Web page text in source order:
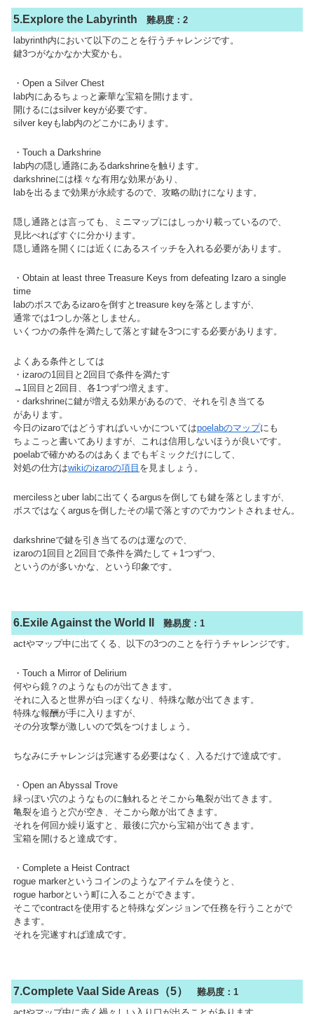
5.Explore the Labyrinth 難易度：2
labyrinth内において以下のことを行うチャレンジです。
鍵3つがなかなか大変かも。
・Open a Silver Chest
lab内にあるちょっと豪華な宝箱を開けます。
開けるにはsilver keyが必要です。
silver keyもlab内のどこかにあります。
・Touch a Darkshrine
lab内の隠し通路にあるdarkshrineを触ります。
darkshrineには様々な有用な効果があり、
labを出るまで効果が永続するので、攻略の助けになります。
隠し通路とは言っても、ミニマップにはしっかり載っているので、
見比べればすぐに分かります。
隠し通路を開くには近くにあるスイッチを入れる必要があります。
・Obtain at least three Treasure Keys from defeating Izaro a single
time
labのボスであるizaroを倒すとtreasure keyを落としますが、
通常では1つしか落としません。
いくつかの条件を満たして落とす鍵を3つにする必要があります。
よくある条件としては
・izaroの1回目と2回目で条件を満たす
→1回目と2回目、各1つずつ増えます。
・darkshrineに鍵が増える効果があるので、それを引き当てる
があります。
今日のizaroではどうすればいいかについてはpoelabのマップにも
ちょこっと書いてありますが、これは信用しないほうが良いです。
poelabで確かめるのはあくまでもギミックだけにして、
対処の仕方はwikiのizaroの項目 を見ましょう。
mercilessとuber labに出てくるargusを倒しても鍵を落としますが、
ボスではなくargusを倒したその場で落とすのでカウントされません。
darkshrineで鍵を引き当てるのは運なので、
izaroの1回目と2回目で条件を満たして＋1つずつ、
というのが多いかな、という印象です。
6.Exile Against the World II
難易度：1
actやマップ中に出てくる、以下の3つのことを行うチャレンジです。
・Touch a Mirror of Delirium
何やら鏡？のようなものが出てきます。
それに入ると世界が白っぽくなり、特殊な敵が出てきます。
特殊な報酬が手に入りますが、
その分攻撃が激しいので気をつけましょう。
ちなみにチャレンジは完遂する必要はなく、入るだけで達成です。
・Open an Abyssal Trove
緑っぽい穴のようなものに触れるとそこから亀裂が出てきます。
亀裂を追うと穴が空き、そこから敵が出てきます。
それを何回か繰り返すと、最後に穴から宝箱が出てきます。
宝箱を開けると達成です。
・Complete a Heist Contract
rogue markerというコインのようなアイテムを使うと、
rogue harborという町に入ることができます。
そこでcontractを使用すると特殊なダンジョンで任務を行うことがで
きます。
それを完遂すれば達成です。
7.Complete Vaal Side Areas（5）
難易度：1